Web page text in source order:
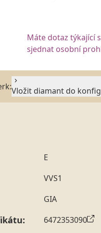
Máte dotaz týkající
sjednat osobní
Vložit diamant do
E
VVS1
GIA
6472353090